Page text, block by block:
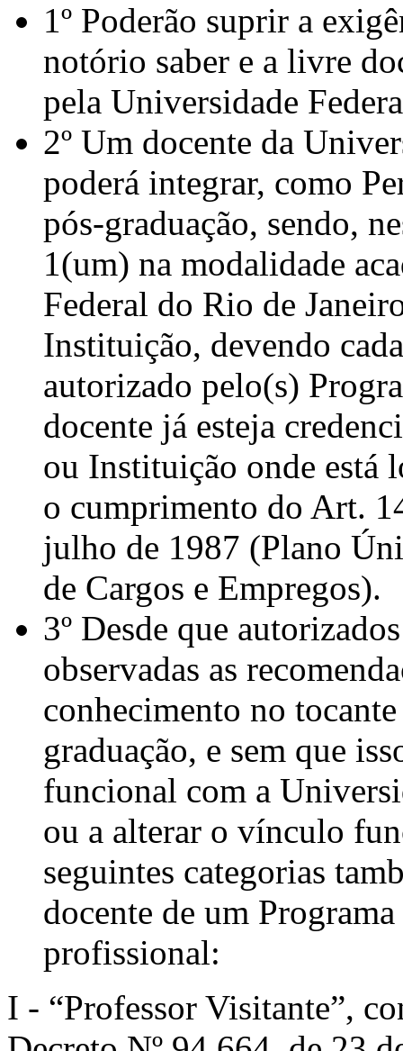
1º Poderão suprir a
notório saber e a livre
pela Universidade
2º Um docente da
poderá integrar, como
pós-graduação, sendo,
1(um) na modalidade
Federal do Rio de
Instituição, devendo
autorizado pelo(s)
docente já esteja
ou Instituição onde está
o cumprimento do Art.
julho de 1987 (Plano
de Cargos e Empregos).
3º Desde que
observadas as
conhecimento no
graduação, e sem que
funcional com a
ou a alterar o vínculo
seguintes categorias
docente de um
profissional:
I - “Professor Visitante”,